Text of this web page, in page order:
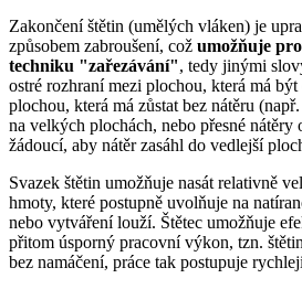
Zakončení štětin (umělých vláken) je
způsobem zabroušení, což umožňuje
techniku "zařezávání", tedy jinými
ostré rozhraní mezi plochou, která má být
plochou, která má zůstat bez nátěru
na velkých plochách, nebo přesné
žádoucí, aby nátěr zasáhl do vedlejší
Svazek štětin umožňuje nasát relativně
hmoty, které postupně uvolňuje na
nebo vytváření louží. Štětec umožňuje
přitom úsporný pracovní výkon, tzn.
bez namáčení, práce tak postupuje